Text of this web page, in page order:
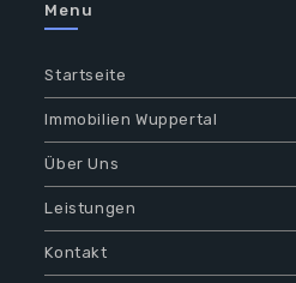
Menu
Startseite
Immobilien Wuppertal
Über Uns
Leistungen
Kontakt